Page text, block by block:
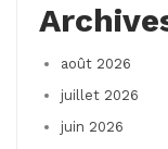
août 2026
juillet 2026
juin 2026